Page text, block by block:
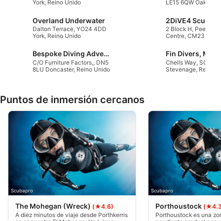
York, Reino Unido
Overland Underwater
Dalton Terrace, YO24 4DD
York, Reino Unido
Bespoke Diving Adventures
C/O Furniture Factors,, DN5
8LU Doncaster, Reino Unido
LE15 6QW
2 Block H, Peek
Centre, CM23 5RG
Unido
Chells Way,
Stevenage, Reino
Puntos de inmersión cercanos
Scubapro
The Mohegan (Wreck) (★4.6)
A diez minutos de viaje desde Porthkerris
Scubapro
Porthoustock
Porthoustock es una
contenido personalizado
Medir el rendimiento de la publicidad
Comprender al público a través de
Desarrollo y mejora de los servicios
Uso de datos limitados con el objetivo de
seleccionar el contenido
Características especiales de la IAB:
Utilizar datos de localización geográfica
precisa
Identificar los dispositivos en función de la
información solicitada activamente
Fines de tratamiento ajenos a la OIA: